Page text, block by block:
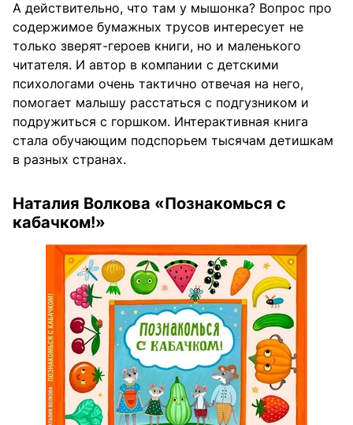
А действительно, что там у мышонка? Вопрос про
содержимое бумажных трусов интересует не
только зверят-героев книги, но и маленького
читателя. И автор в компании с детскими
психологами очень тактично отвечая на него,
помогает малышу расстаться с подгузником и
подружиться с горшком. Интерактивная книга
стала обучающим подспорьем тысячам детишкам
в разных странах.
Наталия Волкова «Познакомься с
кабачком!»